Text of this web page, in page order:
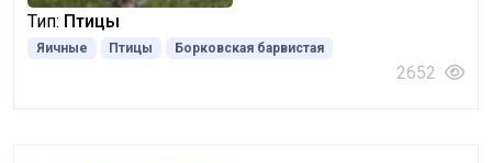
Тип: Птицы
Яичные Птицы Борковская барвистая
2652